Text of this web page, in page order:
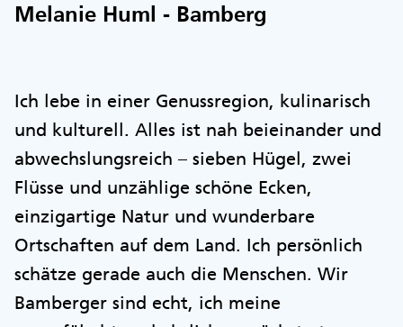
Melanie Huml - Bamberg
Ich lebe in einer Genussregion, kulinarisch
und kulturell. Alles ist nah beieinander und
abwechslungsreich – sieben Hügel, zwei
Flüsse und unzählige schöne Ecken,
einzigartige Natur und wunderbare
Ortschaften auf dem Land. Ich persönlich
schätze gerade auch die Menschen. Wir
Bamberger sind echt, ich meine